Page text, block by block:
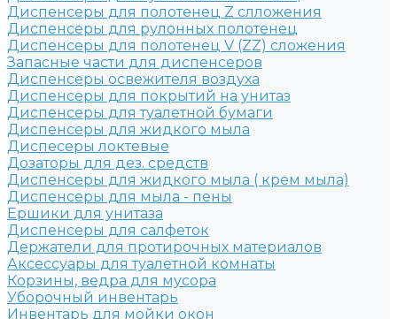
Диспенсеры для полотенец Z слложения
Диспенсеры для рулонных полотенец
Диспенсеры для полотенец V (ZZ) сложения
Запасные части для диспенсеров
Диспенсеры освежителя воздуха
Диспенсеры для покрытий на унитаз
Диспенсеры для туалетной бумаги
Диспенсеры для жидкого мыла
Диспесеры локтевые
Дозаторы для дез. средств
Диспенсеры для жидкого мыла ( крем мыла)
Диспенсеры для мыла - пены
Ершики для унитаза
Диспенсеры для салфеток
Держатели для протирочных материалов
Аксессуары для туалетной комнаты
Корзины, ведра для мусора
Уборочный инвентарь
Инвентарь для мойки окон